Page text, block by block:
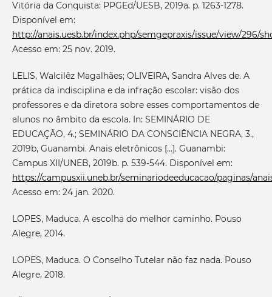
Vitória da Conquista: PPGEd/UESB, 2019a. p. 1263-1278.
Disponível em:
http://anais.uesb.br/index.php/semgepraxis/issue/view/296/
Acesso em: 25 nov. 2019.
LELIS, Walcilêz Magalhães; OLIVEIRA, Sandra Alves de. A
prática da indisciplina e da infração escolar: visão dos
professores e da diretora sobre esses comportamentos de
alunos no âmbito da escola. In: SEMINÁRIO DE
EDUCAÇÃO, 4.; SEMINÁRIO DA CONSCIÊNCIA NEGRA, 3.,
2019b, Guanambi. Anais eletrônicos [...]. Guanambi:
Campus XII/UNEB, 2019b. p. 539-544. Disponível em:
https://campusxii.uneb.br/seminariodeeducacao/paginas/
Acesso em: 24 jan. 2020.
LOPES, Maduca. A escolha do melhor caminho. Pouso
Alegre, 2014.
LOPES, Maduca. O Conselho Tutelar não faz nada. Pouso
Alegre, 2018.